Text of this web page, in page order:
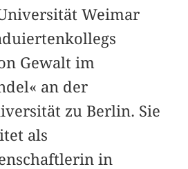
Weimar
Gewalt im
an der
zu Berlin. Sie
als
in